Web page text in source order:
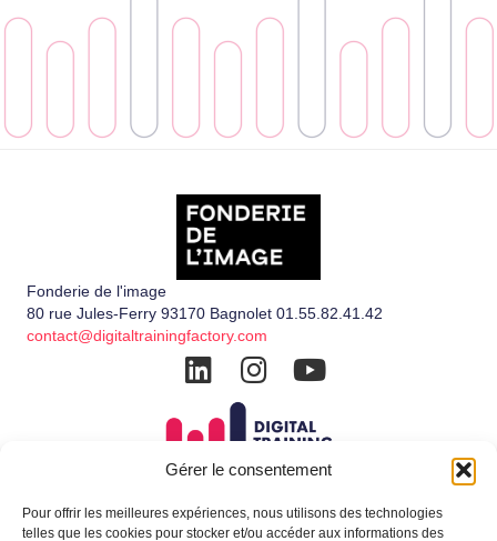
Gérer le consentement
Pour offrir les meilleures expériences, nous utilisons des technologies
telles que les cookies pour stocker et/ou accéder aux informations des
Fonderie de l'image
80 rue Jules-Ferry 93170 Bagnolet 01.55.82.41.42
contact@digitaltrainingfactory.com